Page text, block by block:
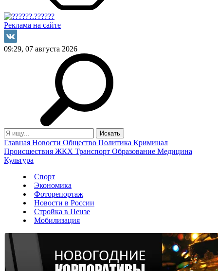
Реклама на сайте
09:29, 07 августа 2026
Главная Новости Общество Политика Криминал
Происшествия ЖКХ Транспорт Образование Медицина
Культура
Спорт
Экономика
Фоторепортаж
Новости в России
Стройка в Пензе
Мобилизация